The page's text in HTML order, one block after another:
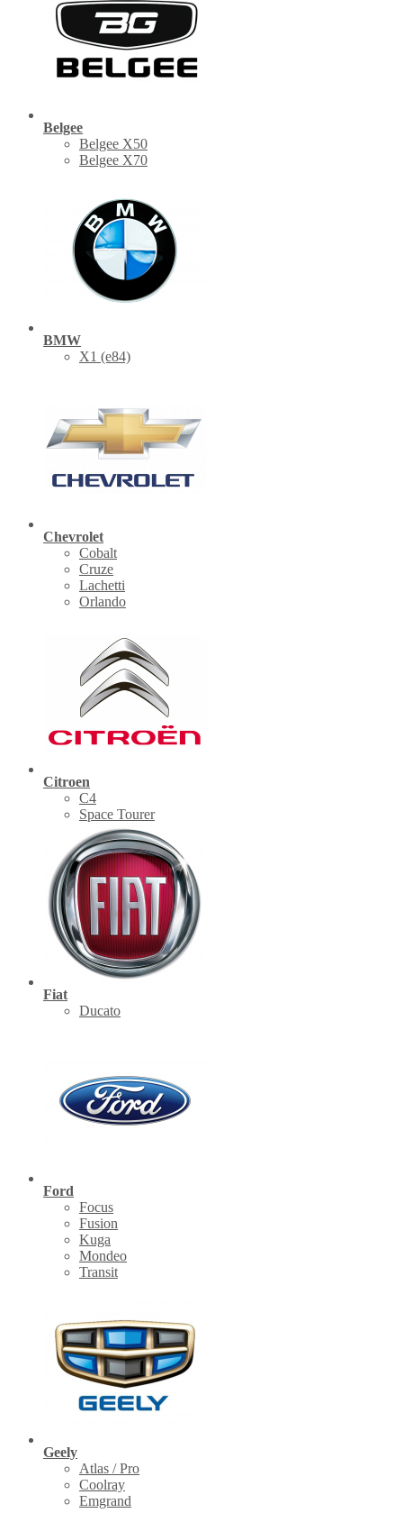
Belgee
Belgee X50
Belgee X70
BMW
X1 (е84)
Chevrolet
Cobalt
Cruze
Lachetti
Orlando
Citroen
C4
Space Tourer
Fiat
Ducato
Ford
Focus
Fusion
Kuga
Mondeo
Transit
Geely
Atlas / Pro
Coolray
Emgrand